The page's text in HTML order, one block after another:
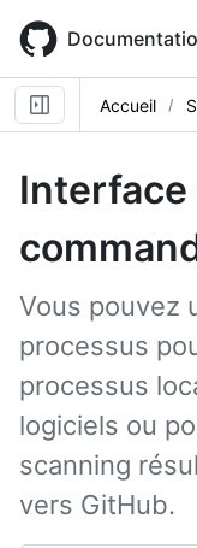
main
content
Accueil
Interface
Vous pouvez
processus
processus
logiciels ou
scanning
vers GitHub.